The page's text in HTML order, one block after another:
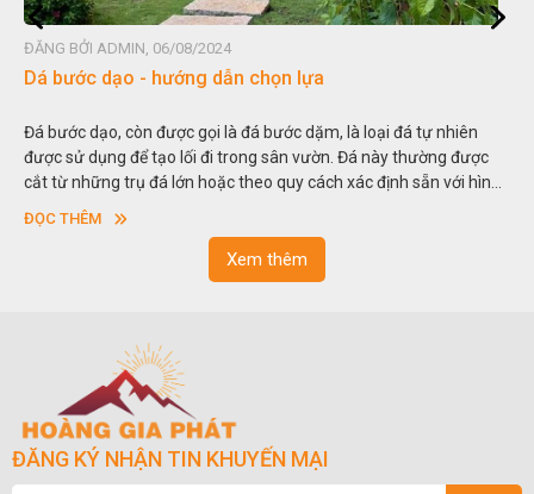
ĐĂNG BỞI ADMIN, 06/08/2024
Đá non bộ - cách lựa chọn non bộ đẹp
Hòn non bộ được biết đến là một nghệ thuật xây dựng, sắp đặt,
thu nhỏ, đưa mô hình những ngọn núi to lớn ngoài tự nhiên vào
trong các vườn cảnh. Hay nói một cách khác, người ta gọi là “giả
sơn”. Nghệ thuật hòn non bộ nhằm phục vụ cho mục đích thưởng
ngoạn và phong thủy trong cuộc sống.
ĐỌC THÊM
Xem thêm
ĐĂNG KÝ NHẬN TIN KHUYẾN MẠI